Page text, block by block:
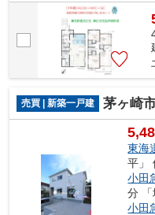
きな地震が起きても安心！ 小・中
売買 | 新築一戸建 茅ヶ崎
東海
平」
小田
分
小田